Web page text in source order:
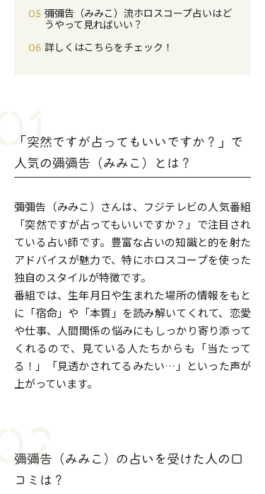
彌彌告（みみこ）流ホロスコープ占いはど
うやって見ればいい？
詳しくはこちらをチェック！
「突然ですが占ってもいいですか？」で
人気の彌彌告（みみこ）とは？
彌彌告（みみこ）さんは、フジテレビの人気番組
「突然ですが占ってもいいですか？」で注目され
ている占い師です。豊富な占いの知識と的を射た
アドバイスが魅力で、特にホロスコープを使った
独自のスタイルが特徴です。
番組では、生年月日や生まれた場所の情報をもと
に「宿命」や「本質」を読み解いてくれて、恋愛
や仕事、人間関係の悩みにもしっかり寄り添って
くれるので、見ている人たちからも「当たって
る！」「見透かされてるみたい…」といった声が
上がっています。
彌彌告（みみこ）の占いを受けた人の口
コミは？